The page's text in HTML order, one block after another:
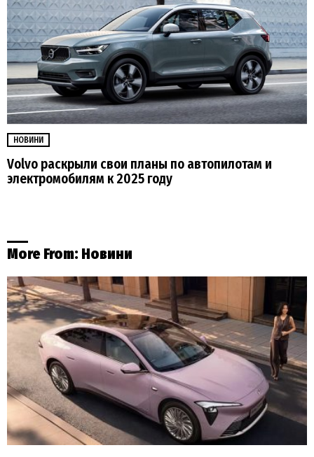
НОВИНИ
Volvo раскрыли свои планы по автопилотам и
электромобилям к 2025 году
More From: Новини